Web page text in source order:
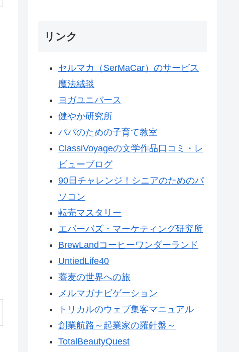
リンク
セルマカ（SerMaCar）のサービス
魔法絨毯
ヨガユニバース
健やか研究所
パパのための子育て教室
ClassiVoyageの文学作品口コミ・レ
ビューブログ
90日チャレンジ！シニアのためのパ
ソコン
転売マスタリー
エバーバズ・マーケティング研究所
BrewLandコーヒーワンダーランド
UntiedLife40
蕎麦の世界への旅
メルマガナビゲーション
トリカルのウェブ集客マニュアル
創業航路～起業家の羅針盤～
TotalBeautyQuest